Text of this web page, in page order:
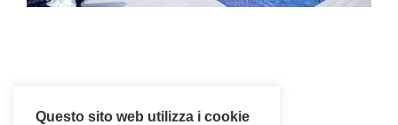
Questo sito web utilizza i cookie